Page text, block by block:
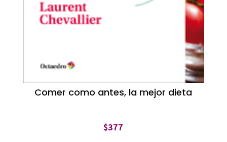
Comer como antes, la mejor dieta
$377